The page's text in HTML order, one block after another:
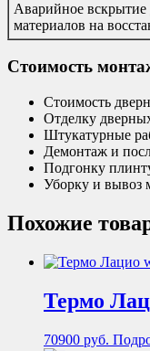
Аварийное вскрытие
материалов на
Стоимость
Стоимость
Отделку
Штукатурные
Демонтаж и
Подгонку
Уборку и вывоз
Похожие
Термо
70900 руб.